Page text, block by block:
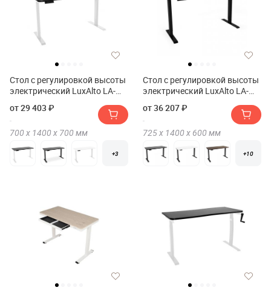
Стол с регулировкой высоты
электрический LuxAlto LA-
от 29 403 ₽
700 х 1400 х 700 мм
+3
Стол с регулировкой высоты
электрический LuxAlto LA-
от 36 207 ₽
725 х 1400 х 600 мм
+10